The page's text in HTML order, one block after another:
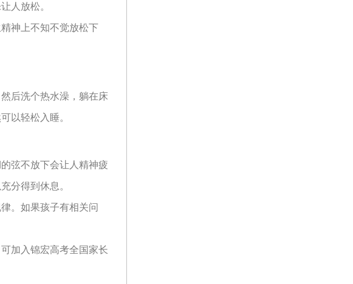
人放松。
神上不知不觉放松下
后洗个热水澡，躺在床
以轻松入睡。
弦不放下会让人精神疲
分得到休息。
。如果孩子有相关问
加入锦宏高考全国家长